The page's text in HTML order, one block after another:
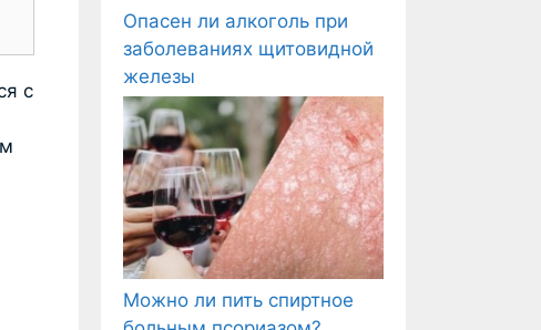
с
Опасен ли алкоголь при
заболеваниях щитовидной
железы
Можно ли пить спиртное